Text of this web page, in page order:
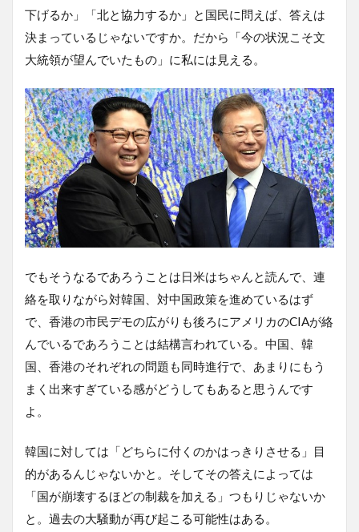
下げるか」「北と協力するか」と国民に問えば、答えは
決まっているじゃないですか。だから「今の状況こそ文
大統領が望んでいたもの」に私には見える。
でもそうなるであろうことは日米はちゃんと読んで、連
絡を取りながら対韓国、対中国政策を進めているはず
で、香港の市民デモの広がりも後ろにアメリカのCIAが絡
んでいるであろうことは結構言われている。中国、韓
国、香港のそれぞれの問題も同時進行で、あまりにもう
まく出来すぎている感がどうしてもあると思うんです
よ。
韓国に対しては「どちらに付くのかはっきりさせる」目
的があるんじゃないかと。そしてその答えによっては
「国が崩壊するほどの制裁を加える」つもりじゃないか
と。過去の大騒動が再び起こる可能性はある。